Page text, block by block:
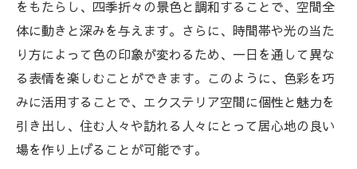
をもたらし、四季折々の景色と調和することで、空間全
体に動きと深みを与えます。さらに、時間帯や光の当た
り方によって色の印象が変わるため、一日を通して異な
る表情を楽しむことができます。このように、色彩を巧
みに活用することで、エクステリア空間に個性と魅力を
引き出し、住む人々や訪れる人々にとって居心地の良い
場を作り上げることが可能です。